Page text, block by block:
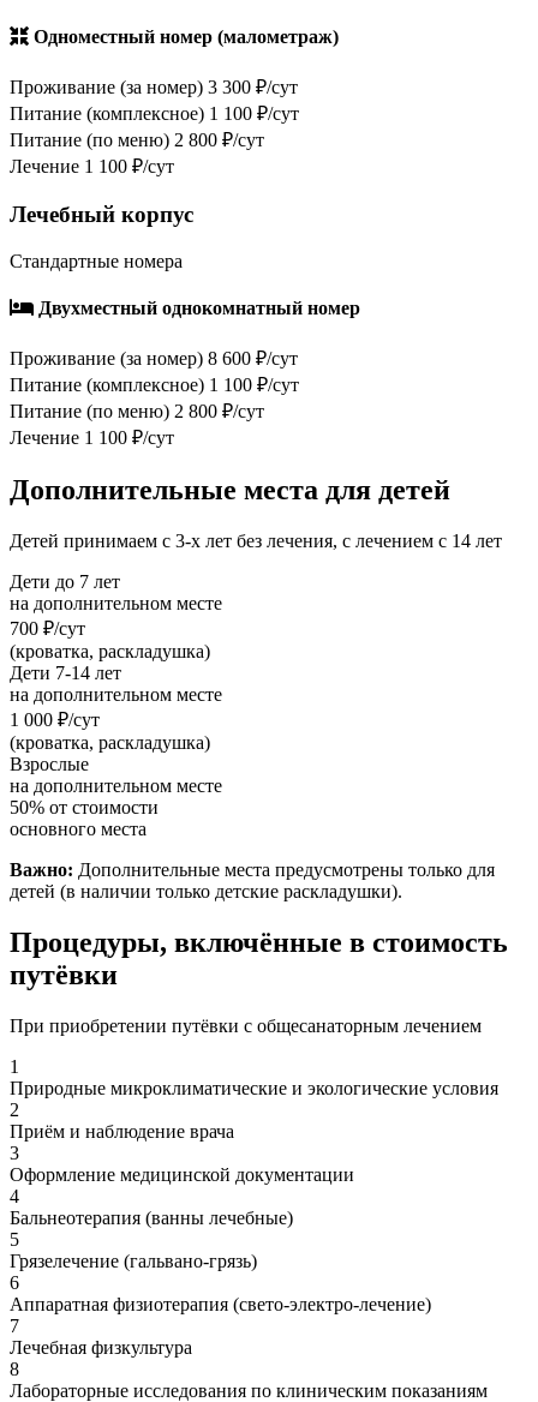
Одноместный номер (малометраж)
Проживание (за номер) 3 300 ₽/сут
Питание (комплексное) 1 100 ₽/сут
Питание (по меню) 2 800 ₽/сут
Лечение 1 100 ₽/сут
Лечебный корпус
Стандартные номера
Двухместный однокомнатный номер
Проживание (за номер) 8 600 ₽/сут
Питание (комплексное) 1 100 ₽/сут
Питание (по меню) 2 800 ₽/сут
Лечение 1 100 ₽/сут
Дополнительные места для детей
Детей принимаем с 3-х лет без лечения, с лечением с 14 лет
Дети до 7 лет
на дополнительном месте
700 ₽/сут
(кроватка, раскладушка)
Дети 7-14 лет
на дополнительном месте
1 000 ₽/сут
(кроватка, раскладушка)
Взрослые
на дополнительном месте
50% от стоимости
основного места
Важно: Дополнительные места предусмотрены только для
детей (в наличии только детские раскладушки).
Процедуры, включённые в стоимость
путёвки
При приобретении путёвки с общесанаторным лечением
1
Природные микроклиматические и экологические условия
2
Приём и наблюдение врача
3
Оформление медицинской документации
4
Бальнеотерапия (ванны лечебные)
5
Грязелечение (гальвано-грязь)
6
Аппаратная физиотерапия (свето-электро-лечение)
7
Лечебная физкультура
8
Лабораторные исследования по клиническим показаниям